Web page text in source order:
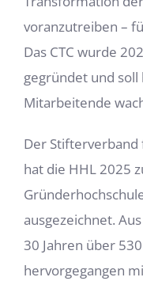
voranzutreiben –
Das CTC wurde
gegründet und soll
Mitarbeitende
Der Stifterverband
hat die HHL 2025
ausgezeichnet.
30 Jahren über
hervorgegangen